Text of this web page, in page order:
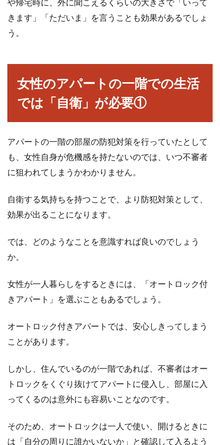
や帰宅時に、外に聞こえるくらいの大きさで「いって
きます」「ただいま」を言うことも効果があるでしょ
う。
女性のアパートの一階での生活
では「自衛」が必要①
アパートの一階の部屋の防犯対策を行っていたとして
も、女性自身が危機感を持たないのでは、いつ不審者
に狙われてしまうかわかりません。
自衛する気持ちを持つことで、より防犯対策として、
効果が出ることになります。
では、どのようなことを意識すれば良いのでしょう
か。
女性が一人暮らしをするときには、「オートロック付
きアパート」を選ぶこともあるでしょう。
オートロック付きアパートでは、安心しきってしまう
ことがあります。
しかし、住んでいるのが一階であれば、不審者はオー
トロックをくぐり抜けてアパートに侵入し、部屋に入
ってくるのは意外にも容易いことなのです。
そのため、オートロックは一人で使い、開けるときに
は「自分の周りに誰かいないか」と確認して入るよう